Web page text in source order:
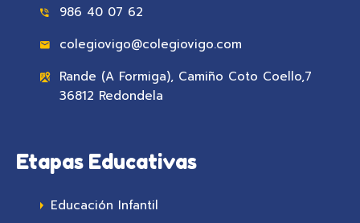
986 40 07 62
colegiovigo@colegiovigo.com
Rande (A Formiga), Camiño Coto Coello,7
36812 Redondela
Etapas Educativas
Educación Infantil